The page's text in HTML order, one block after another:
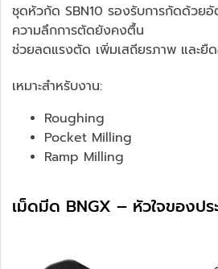
ชุดหัวกัด SBN10 รองรับการกัดด้วย
ความลึกการตัดยังคงตื้น
ช่วยลดแรงตัด เพิ่มเสถียรภาพ และยื
เหมาะสำหรับงาน:
Roughing
Pocket Milling
Ramp Milling
เม็ดมีด BNGX – หัวใจของป